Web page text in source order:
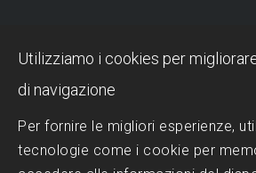
DESIGN
Piscina a sfioro: perché sceglierla?
Progettazione Piscine
Realizzazione Piscine
Utilizziamo i cookies per
di navigazione
Per fornire le migliori esperienze,
tecnologie come i cookie per